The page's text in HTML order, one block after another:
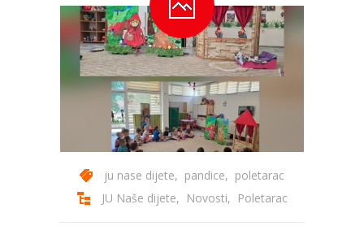
---- Lastavica
---- Pčelica
---- Poletarac
---- Snjeguljica
---- Zeko
ju nase dijete, pandice, poletarac
JU Naše dijete, Novosti, Poletarac